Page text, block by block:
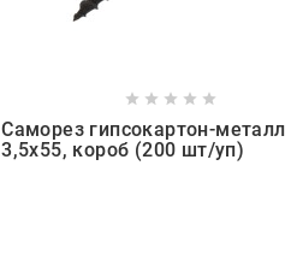
 
    
Саморез гипсокартон-металл
3,5х55, короб (200 шт/уп)